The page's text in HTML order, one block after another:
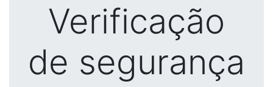
Verificação
de segurança